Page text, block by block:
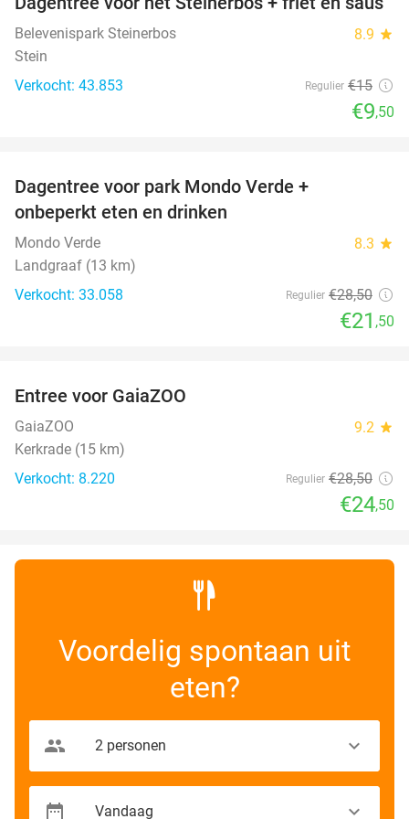
37%
Belevenispark Steinerbos 8.9 star
Stein
Verkocht: 43.853
Regulier €15
€9,50
Dagentree voor park Mondo Verde +
onbeperkt eten en drinken
Mondo Verde 8.3 star
Landgraaf (13 km)
Verkocht: 33.058
Regulier €28,50
€21 ,50
Entree voor GaiaZOO
GaiaZOO 9.2 star
Kerkrade (15 km)
Verkocht: 8.220
Regulier €28,50
€24,50
Voordelig spontaan uit
eten?